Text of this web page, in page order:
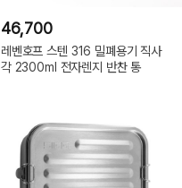
46,700
레벤호프 스텐 316 밀폐용기 직사
각 2300ml 전자렌지 반찬 통